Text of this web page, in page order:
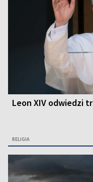
Leon XIV odwiedzi
RELIGIA